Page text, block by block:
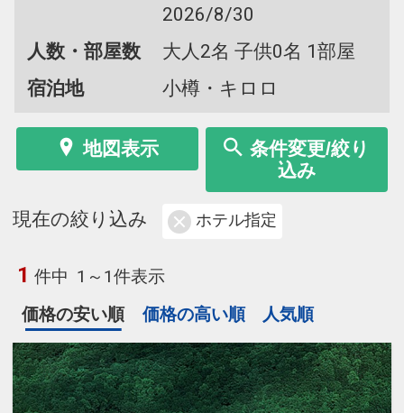
2026/8/30
人数・部屋数
大人2名 子供0名 1部屋
宿泊地
小樽・キロロ
地図表示
条件変更/絞り
込み
現在の絞り込み ホテル指定
1 件中 1～1件表示
価格の安い順
価格の高い順 人気順